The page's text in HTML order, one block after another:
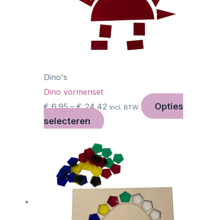
Dino's
Dino vormenset
€6,95 – €24,42 Incl. BTW
Opties
selecteren
kan
gekozen
productpagina